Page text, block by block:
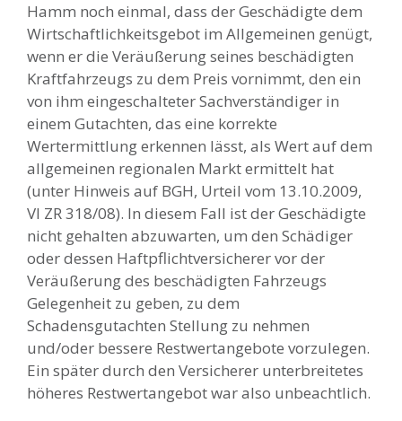
Hamm noch einmal, dass der Geschädigte dem
Wirtschaftlichkeitsgebot im Allgemeinen genügt,
wenn er die Veräußerung seines beschädigten
Kraftfahrzeugs zu dem Preis vornimmt, den ein
von ihm eingeschalteter Sachverständiger in
einem Gutachten, das eine korrekte
Wertermittlung erkennen lässt, als Wert auf dem
allgemeinen regionalen Markt ermittelt hat
(unter Hinweis auf BGH, Urteil vom 13.10.2009,
VI ZR 318/08). In diesem Fall ist der Geschädigte
nicht gehalten abzuwarten, um den Schädiger
oder dessen Haftpflichtversicherer vor der
Veräußerung des beschädigten Fahrzeugs
Gelegenheit zu geben, zu dem
Schadensgutachten Stellung zu nehmen
und/oder bessere Restwertangebote vorzulegen.
Ein später durch den Versicherer unterbreitetes
höheres Restwertangebot war also unbeachtlich.